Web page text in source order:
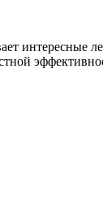
интересные